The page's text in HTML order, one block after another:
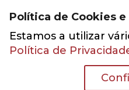
Política de Cookies
Estamos a utilizar
Política de